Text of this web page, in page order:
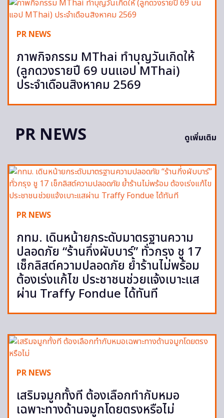
PR NEWS
ภาพกิจกรรม MThai ทำบุญวันเกิดให้
(ลูกดวงรายปี 69 บนแอป MThai)
ประจำเดือนสิงหาคม 2569
PR NEWS ดูเพิ่มเติม
PR NEWS
กทม. เดินหน้ายกระดับมาตรฐานความ
ปลอดภัย “ร้านกึ่งผับบาร์” ทั่วกรุง ชู 17
เช็กลิสต์ความปลอดภัย ย้ำร้านไม่พร้อม
ต้องเร่งแก้ไข ประชาชนช่วยแจ้งเบาะแส
ผ่าน Traffy Fondue ได้ทันที
PR NEWS
เสริมจมูกทั้งที ต้องเลือกทำกับหมอ
เฉพาะทางด้านจมูกโดยตรงหรือไม่